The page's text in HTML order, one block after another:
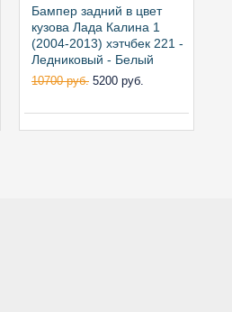
Бампер задний в цвет
кузова Лада Калина 1
(2004-2013) хэтчбек 221 -
Ледниковый - Белый
10700 руб. 5200 руб.